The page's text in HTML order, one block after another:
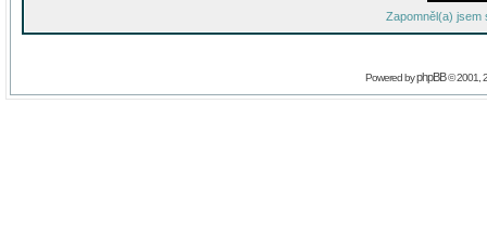
Zapomněl(a) jsem
Powered byphpBB© 2001,